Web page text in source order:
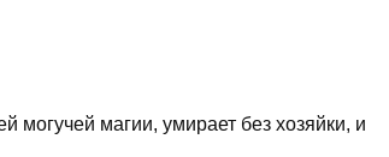
могучей магии, умирает без хозяйки, и